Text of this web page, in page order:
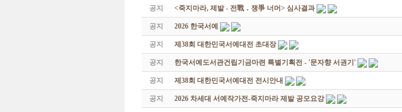
공지 <죽지마라, 제발 - 전戰 ․ 쟁爭 너머> 심사결과
공지 2026 한국서예
공지 제38회 대한민국서예대전 초대장
공지 한국서예도서관건립기금마련 특별기획전 - '문자향 서권기'
공지 제38회 대한민국서예대전 전시안내
공지 2026 차세대 서예작가전-죽지마라 제발 공모요강